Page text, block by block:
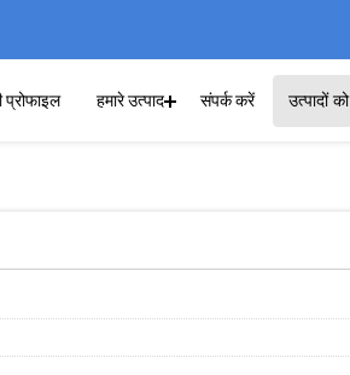
प्रोफाइल हमारे उत्पाद संपर्क करें